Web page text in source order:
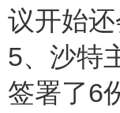
议开始
5、沙特
签署了6